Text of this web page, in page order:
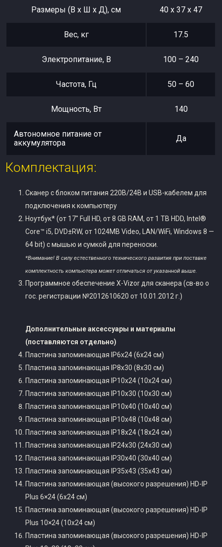
Размеры (В х Ш х Д), см 40 x 37 x 47
Вес, кг 17.5
Электропитание, В 100 – 240
Частота, Гц 50 – 60
Мощность, Вт 140
Автономное питание от
аккумулятора
Да
Комплектация:
Сканер c блоком питания 220В/24В и USB-кабелем для
подключения к компьютеру
Ноутбук* (от 17″ Full HD, от 8 GB RAM, от 1 TB HDD, Intel®
Core™ i5, DVD±RW, от 1024MB Video, LAN/WiFi, Windows 8 —
64 bit) с мышью и сумкой для переноски.
*Внимание! В силу естественного технического развития при поставке
комплектность компьютера может отличаться от указанной выше.
Программное обеспечение X-Vizor для сканера (св-во о
гос. регистрации №2012610620 от 10.01.2012 г.)
Дополнительные аксессуары и материалы
(поставляются отдельно)
Пластина запоминающая IP6x24 (6х24 см)
Пластина запоминающая IP8x30 (8х30 см)
Пластина запоминающая IP10x24 (10х24 см)
Пластина запоминающая IP10x30 (10х30 см)
Пластина запоминающая IP10x40 (10х40 см)
Пластина запоминающая IP10x48 (10х48 см)
Пластина запоминающая IP18x24 (18х24 см)
Пластина запоминающая IP24x30 (24х30 см)
Пластина запоминающая IP30x40 (30х40 см)
Пластина запоминающая IP35x43 (35х43 см)
Пластина запоминающая (высокого разрешения) HD-IP
Plus 6×24 (6х24 см)
Пластина запоминающая (высокого разрешения) HD-IP
Plus 10×24 (10х24 см)
Пластина запоминающая (высокого разрешения) HD-IP